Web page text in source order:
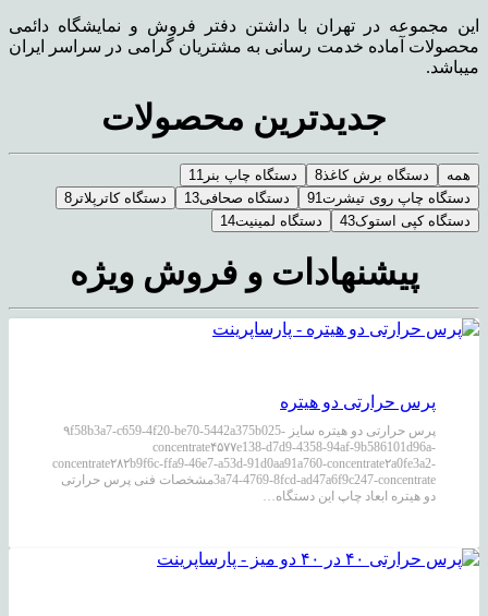
این مجموعه در تهران با داشتن دفتر فروش و نمایشگاه دائمی
محصولات آماده خدمت رسانی به مشتریان گرامی در سراسر ایران
میباشد.
جدیدترین محصولات
همه دستگاه برش کاغذ8 دستگاه چاپ بنر 11
دستگاه چاپ روی تیشرت 91 دستگاه صحافی13 دستگاه کاترپلاتر 8
دستگاه کپی استوک43 دستگاه لمینیت14
پیشنهادات و فروش ویژه
پرس حرارتی دو هیتره
پرس حرارتی دو هیتره سایز ۹f58b3a7-c659-4f20-be70-5442a375b025-
concentrate۴۵۷۷e138-d7d9-4358-94af-9b586101d96a-
concentrate۲۸۲b9f6c-ffa9-46e7-a53d-91d0aa91a760-concentrate۲a0fe3a2-
3a74-4769-8fcd-ad47a6f9c247-concentrateمشخصات فنی پرس حرارتی
دو هیتره ابعاد چاپ این دستگاه…